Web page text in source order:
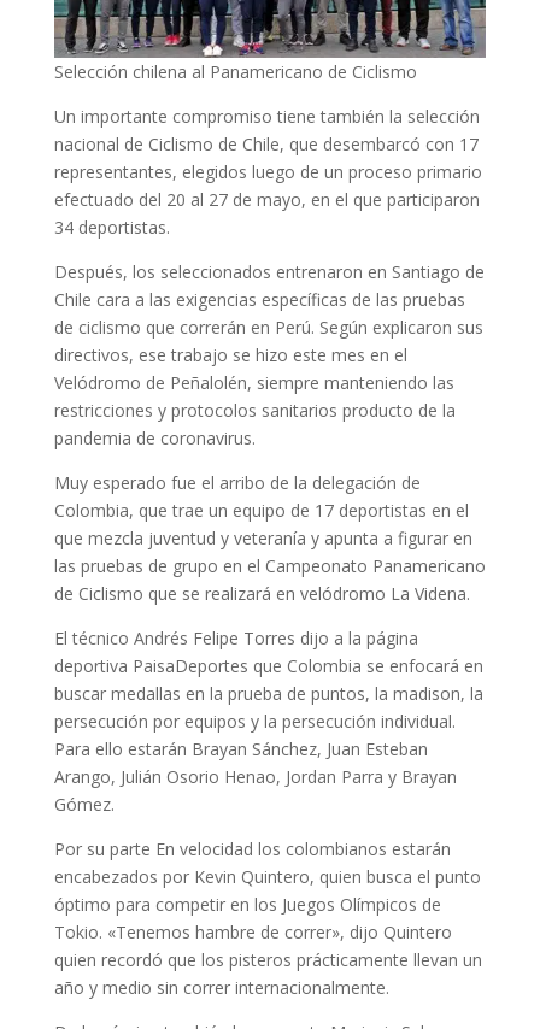
Selección chilena al Panamericano de Ciclismo
Un importante compromiso tiene también la selección
nacional de Ciclismo de Chile, que desembarcó con 17
representantes, elegidos luego de un proceso primario
efectuado del 20 al 27 de mayo, en el que participaron
34 deportistas.
Después, los seleccionados entrenaron en Santiago de
Chile cara a las exigencias específicas de las pruebas
de ciclismo que correrán en Perú. Según explicaron sus
directivos, ese trabajo se hizo este mes en el
Velódromo de Peñalolén, siempre manteniendo las
restricciones y protocolos sanitarios producto de la
pandemia de coronavirus.
Muy esperado fue el arribo de la delegación de
Colombia, que trae un equipo de 17 deportistas en el
que mezcla juventud y veteranía y apunta a figurar en
las pruebas de grupo en el Campeonato Panamericano
de Ciclismo que se realizará en velódromo La Videna.
El técnico Andrés Felipe Torres dijo a la página
deportiva PaisaDeportes que Colombia se enfocará en
buscar medallas en la prueba de puntos, la madison, la
persecución por equipos y la persecución individual.
Para ello estarán Brayan Sánchez, Juan Esteban
Arango, Julián Osorio Henao, Jordan Parra y Brayan
Gómez.
Por su parte En velocidad los colombianos estarán
encabezados por Kevin Quintero, quien busca el punto
óptimo para competir en los Juegos Olímpicos de
Tokio. «Tenemos hambre de correr», dijo Quintero
quien recordó que los pisteros prácticamente llevan un
año y medio sin correr internacionalmente.